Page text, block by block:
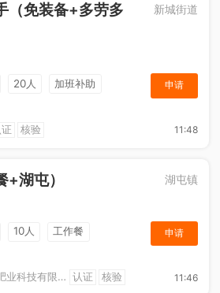
（免装备+多劳多
新城街道
20人
加班补助
申请
核验 11:48
湖屯） 湖屯镇
10人
工作餐
申请
晟沃源（山东）肥业科技有限公司 认证 核验 11:46